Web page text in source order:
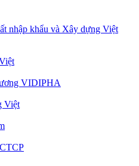
nhập khẩu và Xây dựng Việt
VIDIPHA
Việt